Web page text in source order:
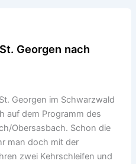
Georgen nach
Georgen im Schwarzwald
auf dem Programm des
Obersasbach. Schon die
man doch mit der
zwei Kehrschleifen und